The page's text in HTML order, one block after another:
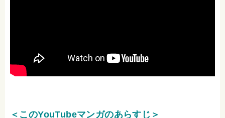
＜このYouTubeマンガのあらすじ＞